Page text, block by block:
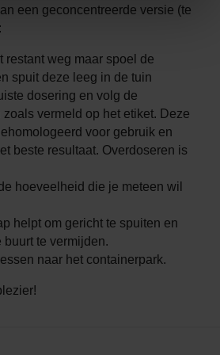
een geconcentreerde versie (te
restant weg maar spoel de
spuit deze leeg in de tuin
dosering en volg de
zoals vermeld op het etiket. Deze
voor gebruik en
beste resultaat. Overdoseren is
hoeveelheid die je meteen wil
helpt om gericht te spuiten en
buurt te vermijden.
naar het containerpark.